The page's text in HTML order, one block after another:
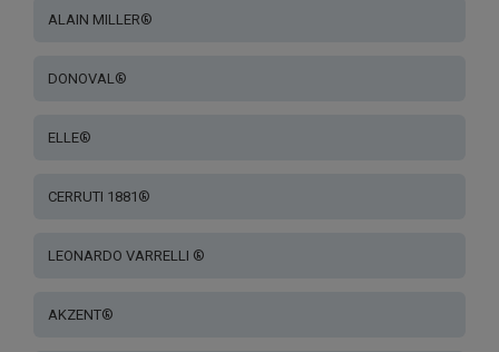
ALAIN MILLER®
DONOVAL®
ELLE®
CERRUTI 1881®
LEONARDO VARRELLI ®
AKZENT®